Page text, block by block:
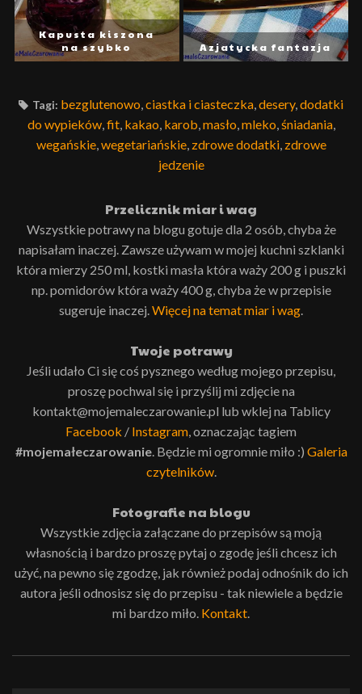
Kapusta kiszona
na szybko
Azjatycka fantazja
Tagi: bezglutenowo,ciastka i ciasteczka,desery,dodatki
do wypieków,fit, kakao, karob,masło,mleko,śniadania,
wegańskie,wegetariańskie, zdrowe dodatki, zdrowe
jedzenie
Przelicznik miar i wag
Wszystkie potrawy na blogu gotuje dla 2 osób, chyba że
napisałam inaczej. Zawsze używam w mojej kuchni szklanki
która mierzy 250 ml, kostki masła która waży 200 g i puszki
np. pomidorów która waży 400 g, chyba że w przepisie
sugeruje inaczej.Więcej na temat miar i wag.
Twoje potrawy
Jeśli udało Ci się coś pysznego według mojego przepisu,
proszę pochwal się i przyślij mi zdjęcie na
kontakt@mojemaleczarowanie.pl lub wklej na Tablicy
Facebook / Instagram, oznaczając tagiem
#mojemałeczarowanie. Będzie mi ogromnie miło :) Galeria
czytelników.
Fotografie na blogu
Wszystkie zdjęcia załączane do przepisów są moją
własnością i bardzo proszę pytaj o zgodę jeśli chcesz ich
użyć, na pewno się zgodzę, jak również podaj odnośnik do ich
autora jeśli odnosisz się do przepisu - tak niewiele a będzie
mi bardzo miło. Kontakt.